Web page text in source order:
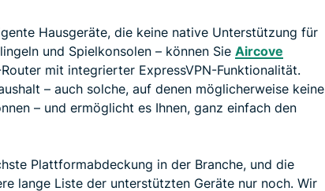
Hausgeräte, die keine native Unterstützung für
und Spielkonsolen – können Sie Aircove
mit integrierter ExpressVPN-Funktionalität.
– auch solche, auf denen möglicherweise keine
– und ermöglicht es Ihnen, ganz einfach den
Plattformabdeckung in der Branche, und die
lange Liste der unterstützten Geräte nur noch. Wir